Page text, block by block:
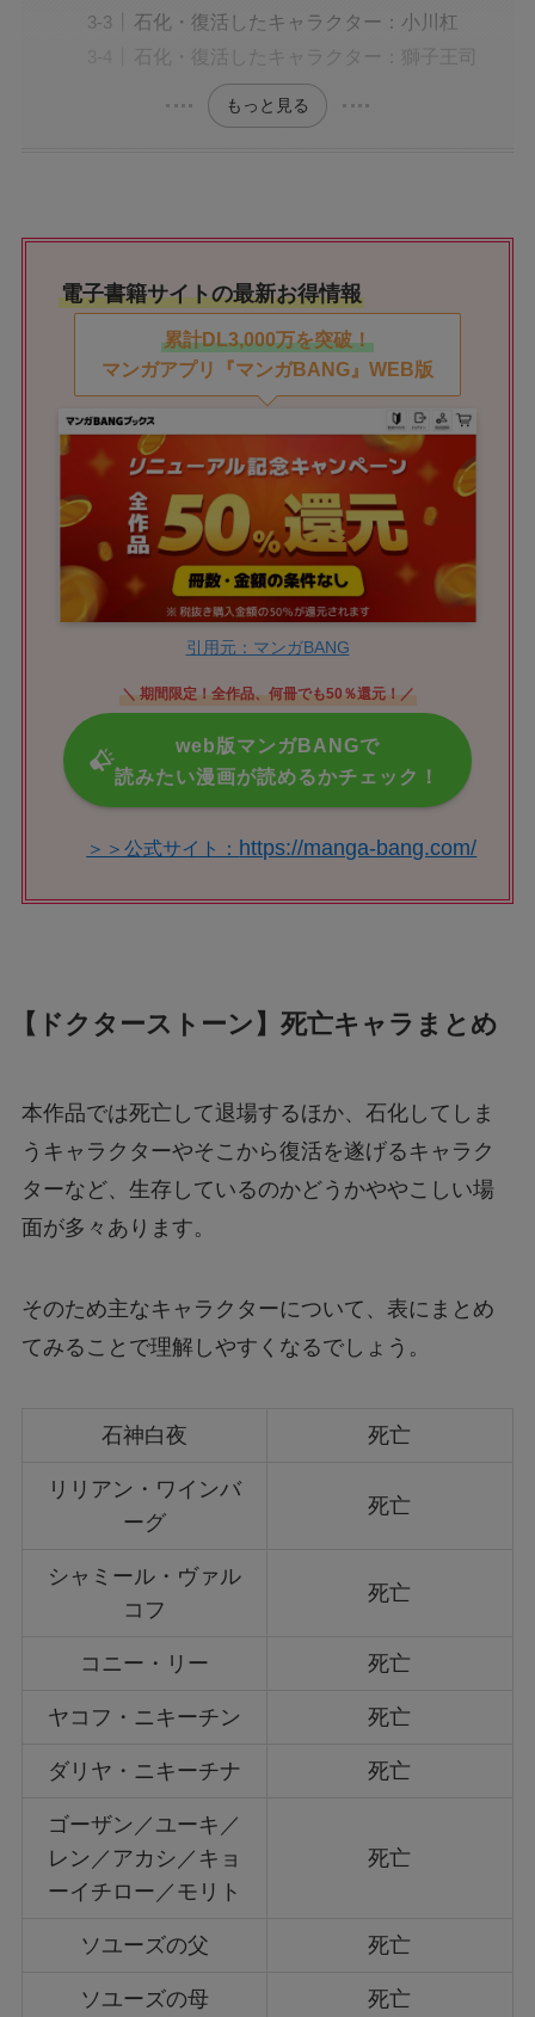
石化・復活したキャラクター：小川杠
石化・復活したキャラクター：獅子王司
もっと見る
電子書籍サイトの最新お得情報
累計DL3,000万を突破！
マンガアプリ『マンガBANG』WEB版
引用元：マンガBANG
＼ 期間限定！全作品、何冊でも50％還元！／
web版マンガBANGで
読みたい漫画が読めるかチェック！
＞＞公式サイト： https://manga-bang.com/
【ドクターストーン】死亡キャラまとめ
本作品では死亡して退場するほか、石化してしま
うキャラクターやそこから復活を遂げるキャラク
ターなど、生存しているのかどうかややこしい場
面が多々あります。
そのため主なキャラクターについて、表にまとめ
てみることで理解しやすくなるでしょう。
石神白夜 死亡
リリアン・ワインバ
ーグ
死亡
シャミール・ヴァル
コフ
死亡
コニー・リー 死亡
ヤコフ・ニキーチン 死亡
ダリヤ・ニキーチナ 死亡
ゴーザン／ユーキ／
レン／アカシ／キョ
ーイチロー／モリト
死亡
ソユーズの父 死亡
ソユーズの母 死亡